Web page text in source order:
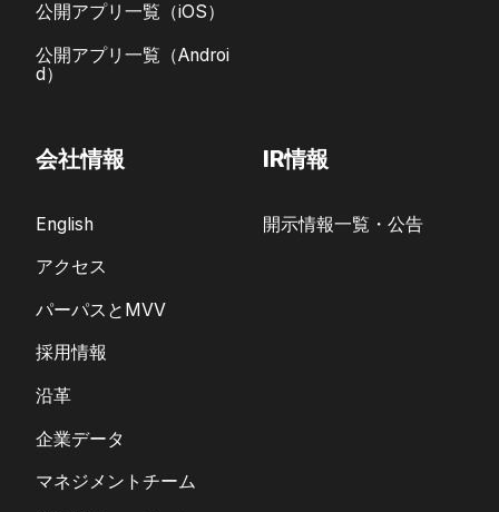
公開アプリ一覧（iOS）
公開アプリ一覧（Androi
d）
会社情報
English
アクセス
パーパスとMVV
採用情報
沿革
企業データ
マネジメントチーム
IR情報
開示情報一覧・公告